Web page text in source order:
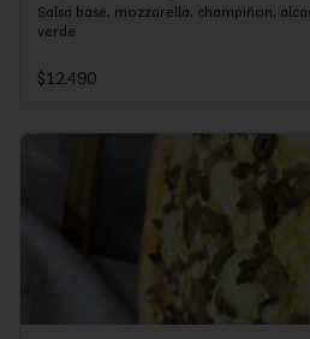
Salsa base, mozzarella, champiñon,
verde
$12.490